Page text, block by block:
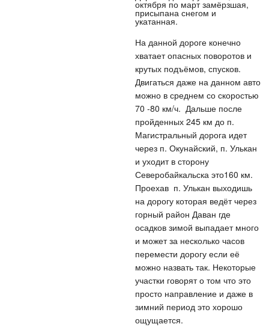
октября по март замёрзшая,
присыпана снегом и
укатанная.
На данной дороге конечно
хватает опасных поворотов и
крутых подъёмов, спусков.
Двигаться даже на данном авто
можно в среднем со скоростью
70 -80 км/ч. Дальше после
пройденных 245 км до п.
Магистральный дорога идет
через п. Окунайский, п. Улькан
и уходит в сторону
Северобайкальска это160 км.
Проехав п. Улькан выходишь
на дорогу которая ведёт через
горный район Даван где
осадков зимой выпадает много
и может за несколько часов
перемести дорогу если её
можно назвать так. Некоторые
участки говорят о том что это
просто направление и даже в
зимний период это хорошо
ощущается.